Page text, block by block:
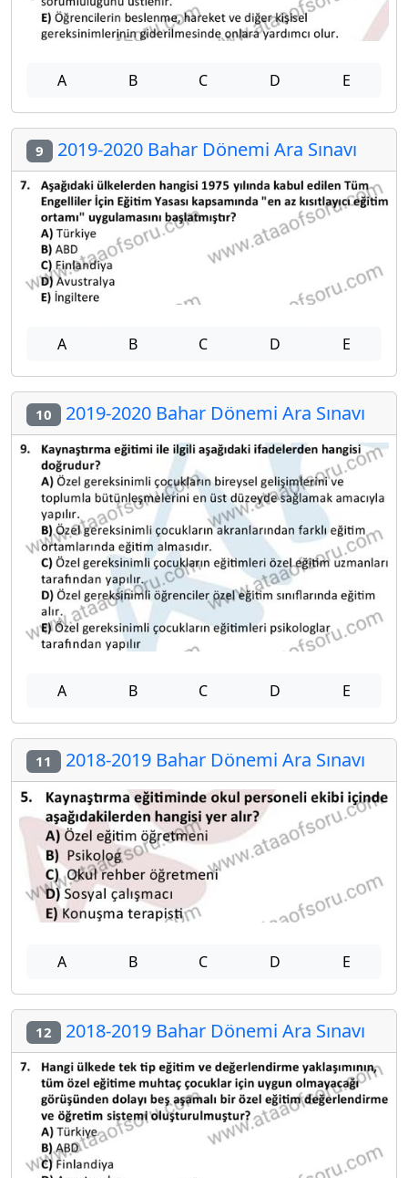
A B C D E
9 2019-2020 Bahar Dönemi Ara Sınavı
A B C D E
10 2019-2020 Bahar Dönemi Ara Sınavı
A B C D E
11 2018-2019 Bahar Dönemi Ara Sınavı
A B C D E
12 2018-2019 Bahar Dönemi Ara Sınavı